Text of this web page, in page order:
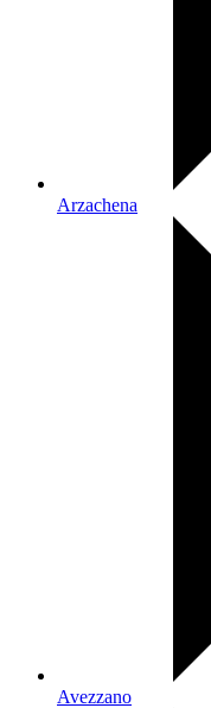
Arzachena
Avezzano